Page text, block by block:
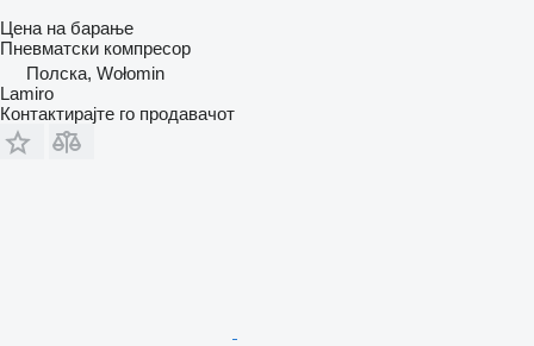
Цена на барање
Пневматски компресор
Полска, Wołomin
Lamiro
Контактирајте го продавачот